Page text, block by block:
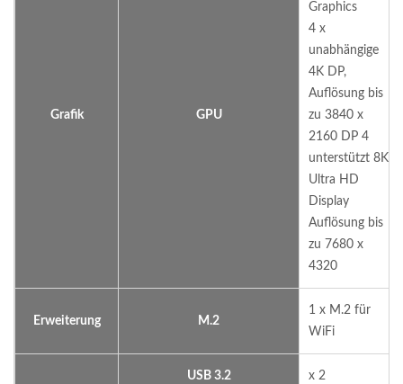
Grafik GPU
Graphics
4 x
unabhängige
4K DP,
Auflösung bis
zu 3840 x
2160 DP 4
unterstützt 8K
Ultra HD
Display
Auflösung bis
zu 7680 x
4320
Erweiterung M.2
1 x M.2 für
WiFi
USB 3.2 x 2